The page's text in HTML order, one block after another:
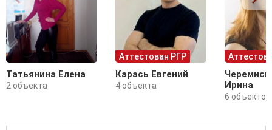
Татьянина Елена
2 объекта
Аттестован РГР
Карась Евгений
4 объекта
Ирина
6 объектов